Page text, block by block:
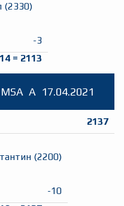
(2330)
-3
= 2113
A 17.04.2021
2137
(2200)
-10